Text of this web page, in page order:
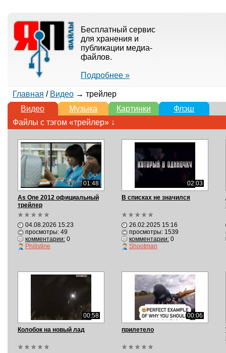
Бесплатный сервис
для хранения и
публикации медиа-
файлов.
Подробнее »
Главная / Видео→ трейлер
Видео
Музыка Картинки
Флэш
Файлы с тэгом «трейлер» ↓
01:48
As One 2012 официальный
трейлер
04.08.2026 15:23
просмотры: 49
комментарии:0
Philistine
02:03
В списках не значился
26.02.2025 15:16
просмотры: 1539
комментарии:0
Shootman
00:58
Колобок на новый лад
00:06
прилетело